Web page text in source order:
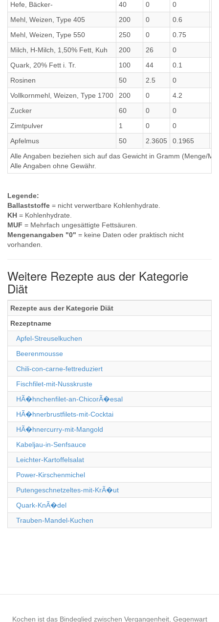
Hefe, Bäcker-
40 0 0
Mehl, Weizen, Type 405
200 0 0.6
Mehl, Weizen, Type 550
250 0 0.75
Milch, H-Milch, 1,50% Fett, Kuh
200 26 0
Quark, 20% Fett i. Tr.
100 44 0.1
Rosinen
50 2.5 0
Vollkornmehl, Weizen, Type 1700
200 0 4.2
Zucker
60 0 0
Zimtpulver
1 0 0
Apfelmus
50 2.3605 0.1965
Alle Angaben beziehen sich auf das Gewicht in Gramm (Menge/
Alle Angaben ohne Gewähr.
Legende:
Ballaststoffe = nicht verwertbare Kohlenhydrate.
KH = Kohlenhydrate.
MUF = Mehrfach ungesättigte Fettsäuren.
Mengenangaben "0" = keine Daten oder praktisch nicht
vorhanden.
Weitere Rezepte aus der Kategorie
Diät
Rezepte aus der Kategorie Diät
Rezeptname
Apfel-Streuselkuchen
Beerenmousse
Chili-con-carne-fettreduziert
Fischfilet-mit-Nusskruste
HÃ�hnchenfilet-an-ChicorÃ�esal
HÃ�hnerbrustfilets-mit-Cocktai
HÃ�hnercurry-mit-Mangold
Kabeljau-in-Senfsauce
Leichter-Kartoffelsalat
Power-Kirschenmichel
Putengeschnetzeltes-mit-KrÃ�ut
Quark-KnÃ�del
Trauben-Mandel-Kuchen
Kochen ist das Bindeglied zwischen Vergangenheit, Gegenwart